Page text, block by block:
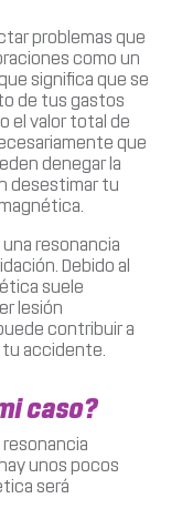
problemas que
como un
significa que se
de tus gastos
el valor total de
que
denegar la
desestimar tu
una resonancia
Debido al
suele
lesión
contribuir a
tu accidente.
caso?
unos pocos
será